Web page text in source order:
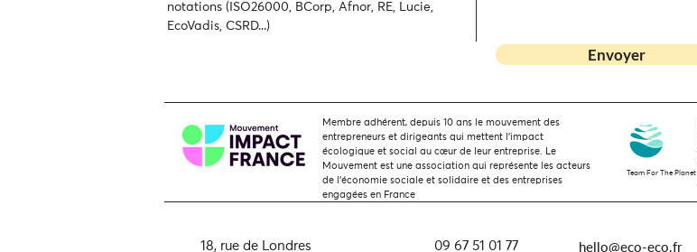
notations (ISO26000, BCorp, Afnor, RE, Lucie,
EcoVadis, CSRD...)
Envoyer
Membre adhérent, depuis 10 ans le mouvement des
entrepreneurs et dirigeants qui mettent l’impact
écologique et social au cœur de leur entreprise. Le
Mouvement est une association qui représente les acteurs
de l'économie sociale et solidaire et des entreprises
engagées en France
Team For The Planet
18, rue de Londres 09 67 51 01 77 hello@eco-eco.fr